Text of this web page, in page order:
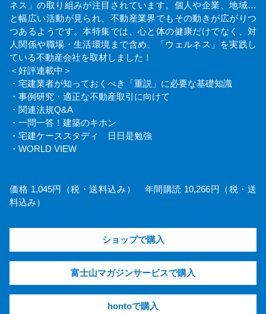
ネス」の取り組みが注目されています。個人や企業、地域…
と幅広い活動が見られ、不動産業界でもその動きが広がりつ
つあるようです。本特集では、心と体の健康だけでなく、対
人関係や職場・生活環境まで含め、「ウェルネス」を実践し
ている不動産会社を取材しました！
＜好評連載中＞
・宅建業者が知っておくべき「重説」に必要な基礎知識
・事例研究・適正な不動産取引に向けて
・関連法規Q&A
・一問一答！建築のキホン
・宅建ケーススタディ 日日是勉強
・WORLD VIEW
価格 1,045円（税・送料込み） 年間購読 10,266円（税・送
料込み）
ショップで購入
富士山マガジンサービスで購入
hontoで購入